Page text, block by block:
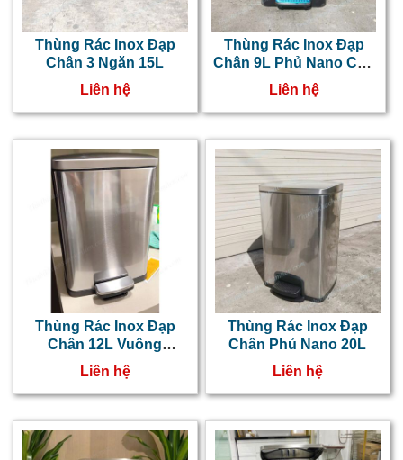
Thùng Rác Inox Đạp
Chân 3 Ngăn 15L
Liên hệ
Thùng Rác Inox Đạp
Chân 9L Phủ Nano Cao
Cấp
Liên hệ
Thùng Rác Inox Đạp
Chân 12L Vuông
NT0103061
Liên hệ
Thùng Rác Inox Đạp
Chân Phủ Nano 20L
Liên hệ